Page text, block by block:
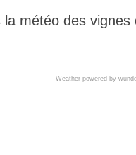
météo des
Weather powered by